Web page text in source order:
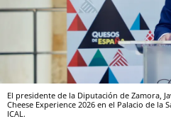
El presidente de la Diputación de Zamora,
Cheese Experience 2026 en el Palacio de la
ICAL.